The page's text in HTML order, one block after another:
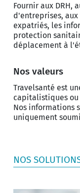
Fournir aux DRH,
d'entreprises, aux
expatriés, les
protection
déplacement à
Nos valeurs
Travelsanté est
capitalistiques
Nos informations
uniquement
NOS